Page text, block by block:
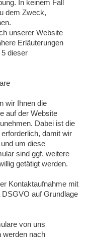
In keinem Fall
dem Zweck,
unserer Website
Erläuterungen
dieser
wir Ihnen die
auf der Website
Dabei ist die
damit wir
um diese
sind ggf. weitere
getätigt werden.
Kontaktaufnahme mit
DSGVO auf Grundlage
von uns
werden nach